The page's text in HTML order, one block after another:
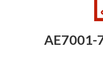
AE7001-